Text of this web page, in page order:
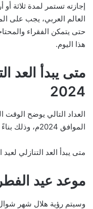
إجازته تستمر لمدة ثلاثة
العالم العربي، يجب على
حتى يتمكن الفقراء
هذا اليوم.
متى يبدأ العد
2024
الموافق 2024م، وذلك بناءً على الحسابات الفلكية.
متى يبدأ العد التنازلي لعيد
موعد عيد الفطر 2024